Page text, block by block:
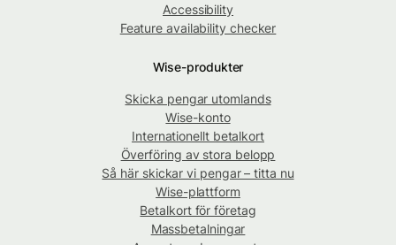
Accessibility
Feature availability checker
Wise-produkter
Skicka pengar utomlands
Wise-konto
Internationellt betalkort
Överföring av stora belopp
Så här skickar vi pengar – titta nu
Wise-plattform
Betalkort för företag
Massbetalningar